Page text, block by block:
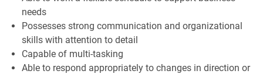
needs
Possesses strong communication and organizational
skills with attention to detail
Capable of multi-tasking
Able to respond appropriately to changes in direction or